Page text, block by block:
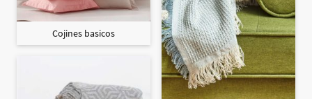
Cojines basicos